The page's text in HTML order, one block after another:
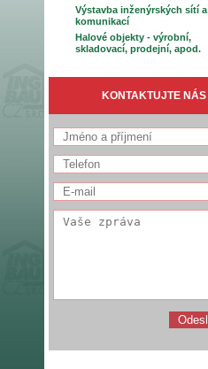
Výstavba inženýrských sítí a
komunikací
Halové objekty - výrobní,
skladovací, prodejní, apod.
KONTAKTUJTE NÁS